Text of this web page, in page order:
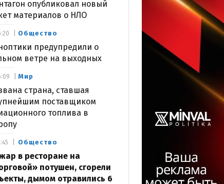
опубликовал новый
материалов о НЛО
Общество
предупредили о
ветре на выходных
Мир
страна, ставшая
поставщиком
топлива в
Общество
в ресторане на
потушен, сгорели
дымом отравились 6